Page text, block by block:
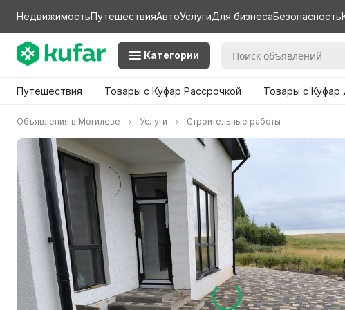
НедвижимостьПутешествияАвтоУслугиДля бизнесаБезопасность
Категории
Путешествия Товары с Куфар Рассрочкой Товары с Куфар
Объявления в Могилеве Услуги Строительные работы